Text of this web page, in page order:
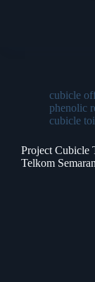
cubicle
phenolic
cubicle
Project Cubicle
Telkom